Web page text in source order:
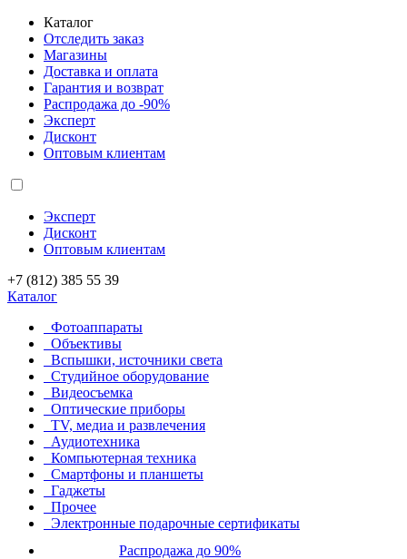
Каталог
Отследить заказ
Магазины
Доставка и оплата
Гарантия и возврат
Распродажа до -90%
Эксперт
Дисконт
Оптовым клиентам
Эксперт
Дисконт
Оптовым клиентам
+7 (812) 385 55 39
Каталог
Фотоаппараты
Объективы
Вспышки, источники света
Студийное оборудование
Видеосъемка
Оптические приборы
TV, медиа и развлечения
Аудиотехника
Компьютерная техника
Смартфоны и планшеты
Гаджеты
Прочее
Электронные подарочные сертификаты
Распродажа до 90%